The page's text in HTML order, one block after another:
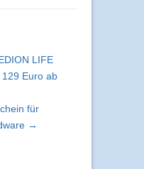
LIFE
Euro ab
für
→